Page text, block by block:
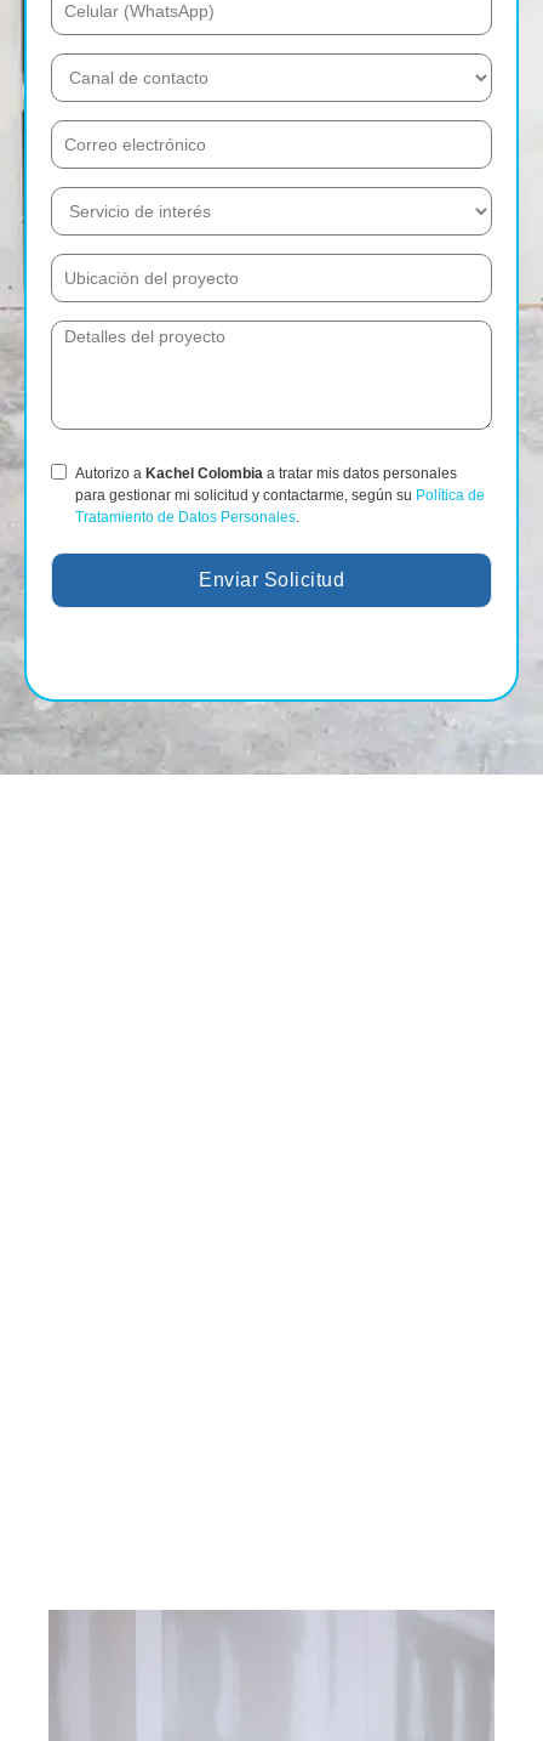
Autorizo a Kachel Colombia a tratar mis datos personales
para gestionar mi solicitud y contactarme, según su Política de
Tratamiento de Datos Personales
Enviar Solicitud